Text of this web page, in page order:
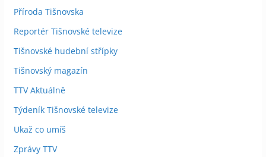
Příroda Tišnovska
Reportér Tišnovské televize
Tišnovské hudební střípky
Tišnovský magazín
TTV Aktuálně
Týdeník Tišnovské televize
Ukaž co umíš
Zprávy TTV